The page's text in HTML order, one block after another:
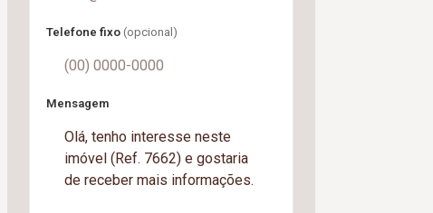
Telefone fixo (opcional)
Mensagem